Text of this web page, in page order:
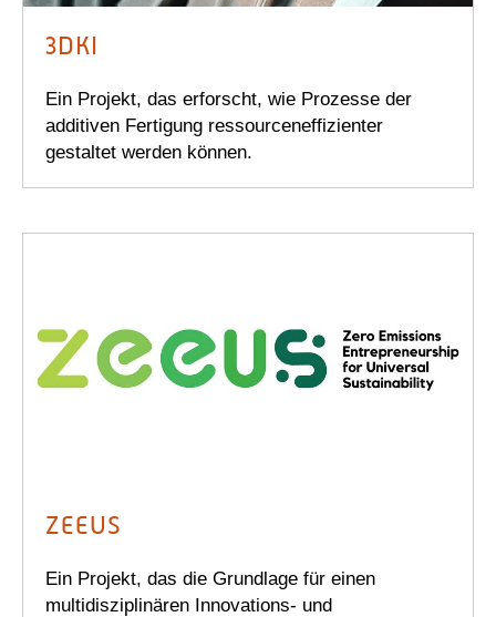
3DKI
Ein Projekt, das erforscht, wie Prozesse der
additiven Fertigung ressourceneffizienter
gestaltet werden können.
ZEEUS
Ein Projekt, das die Grundlage für einen
multidisziplinären Innovations- und